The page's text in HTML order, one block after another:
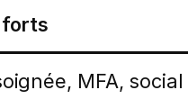
forts
MFA,